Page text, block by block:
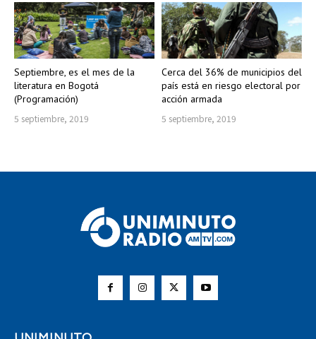
Septiembre, es el mes de la
literatura en Bogotá
(Programación)
5 septiembre, 2019
Cerca del 36% de municipios del
país está en riesgo electoral por
acción armada
5 septiembre, 2019